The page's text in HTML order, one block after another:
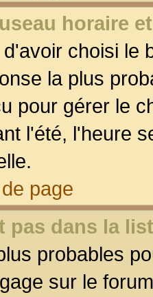
horaire
choisi le
la plus
pour gérer le
l'été, l'heure
page
pas dans la
probables
sur le